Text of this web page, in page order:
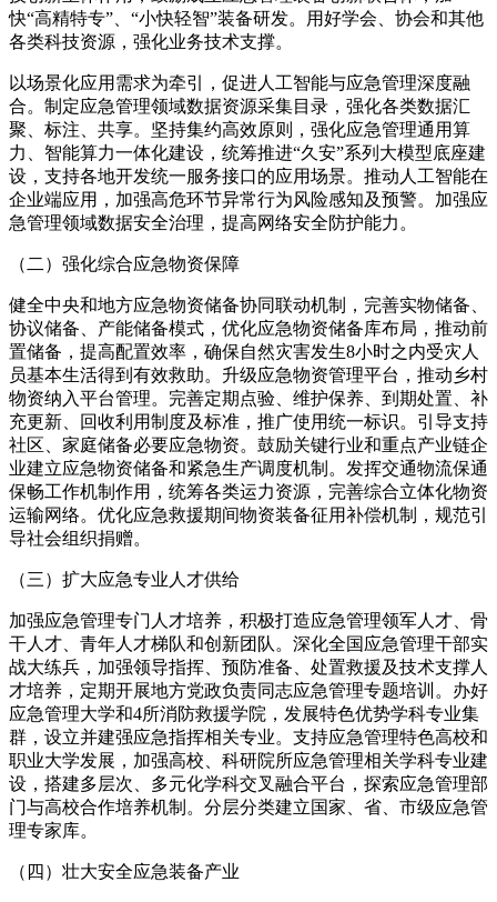
快“高精特专”、“小快轻智”装备研发。用好学会、协会和其他
各类科技资源，强化业务技术支撑。
以场景化应用需求为牵引，促进人工智能与应急管理深度融
合。制定应急管理领域数据资源采集目录，强化各类数据汇
聚、标注、共享。坚持集约高效原则，强化应急管理通用算
力、智能算力一体化建设，统筹推进“久安”系列大模型底座建
设，支持各地开发统一服务接口的应用场景。推动人工智能在
企业端应用，加强高危环节异常行为风险感知及预警。加强应
急管理领域数据安全治理，提高网络安全防护能力。
（二）强化综合应急物资保障
健全中央和地方应急物资储备协同联动机制，完善实物储备、
协议储备、产能储备模式，优化应急物资储备库布局，推动前
置储备，提高配置效率，确保自然灾害发生8小时之内受灾人
员基本生活得到有效救助。升级应急物资管理平台，推动乡村
物资纳入平台管理。完善定期点验、维护保养、到期处置、补
充更新、回收利用制度及标准，推广使用统一标识。引导支持
社区、家庭储备必要应急物资。鼓励关键行业和重点产业链企
业建立应急物资储备和紧急生产调度机制。发挥交通物流保通
保畅工作机制作用，统筹各类运力资源，完善综合立体化物资
运输网络。优化应急救援期间物资装备征用补偿机制，规范引
导社会组织捐赠。
（三）扩大应急专业人才供给
加强应急管理专门人才培养，积极打造应急管理领军人才、骨
干人才、青年人才梯队和创新团队。深化全国应急管理干部实
战大练兵，加强领导指挥、预防准备、处置救援及技术支撑人
才培养，定期开展地方党政负责同志应急管理专题培训。办好
应急管理大学和4所消防救援学院，发展特色优势学科专业集
群，设立并建强应急指挥相关专业。支持应急管理特色高校和
职业大学发展，加强高校、科研院所应急管理相关学科专业建
设，搭建多层次、多元化学科交叉融合平台，探索应急管理部
门与高校合作培养机制。分层分类建立国家、省、市级应急管
理专家库。
（四）壮大安全应急装备产业